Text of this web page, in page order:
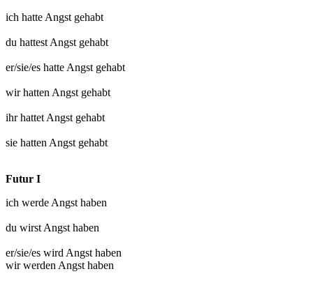
ich hatte Angst gehabt
du hattest Angst gehabt
er/sie/es hatte Angst gehabt
wir hatten Angst gehabt
ihr hattet Angst gehabt
sie hatten Angst gehabt
Futur I
ich werde Angst haben
du wirst Angst haben
er/sie/es wird Angst haben
wir werden Angst haben